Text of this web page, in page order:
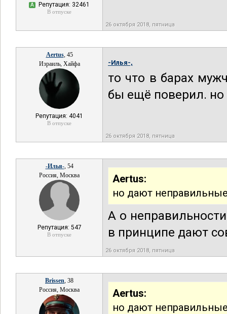
А Репутация: 32461
В отпуске
26 октября 2018, пятница
Aertus, 45
Израиль, Хайфа
Репутация: 4041
В отпуске
-Илья-,
то что в барах
бы ещё поверил.
26 октября 2018, пятница
-Илья-, 54
Россия, Москва
Репутация: 547
В отпуске
Aertus:
но дают
А о
в принципе дают
26 октября 2018, пятница
Brissen, 38
Россия, Москва
Aertus:
но дают